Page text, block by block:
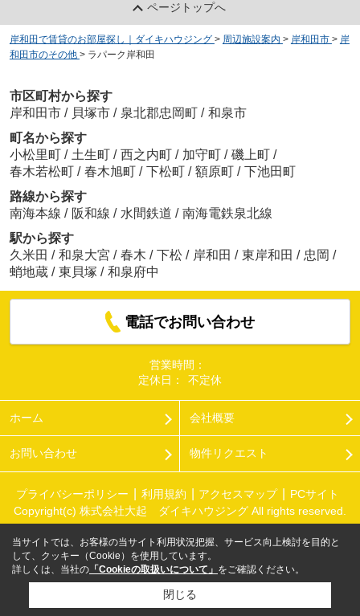
ページトップへ
岸和田で賃貸のお部屋探し｜ダイキハウジング > 周辺施設案内 > 岸和田市 > 岸
和田市のその他 > ラパーク岸和田
市区町村から探す
岸和田市 / 貝塚市 / 泉北郡忠岡町 / 和泉市
町名から探す
小松里町 / 土生町 / 西之内町 / 加守町 / 磯上町 /
春木若松町 / 春木旭町 / 下松町 / 額原町 / 下池田町
路線から探す
南海本線 / 阪和線 / 水間鉄道 / 南海電鉄泉北線
駅から探す
久米田 / 和泉大宮 / 春木 / 下松 / 岸和田 / 東岸和田 / 忠岡 /
蛸地蔵 / 東貝塚 / 和泉府中
電話でお問い合わせ
営業時間：
定休日：
不定休
ホーム 会社概要
お問い合わせ 物件リクエスト
プライバシーポリシー 利用規約 アクセスマップ
PCサイト
Copyright(c) 株式会社大起 ダイキハウジング All rights reserved.
当サイトでは、お客様の当サイト利用状況把握、サービス向上検討を目的と
して、クッキー（Cookie）を使用しています。
詳しくは、当社の 「Cookieの取扱いについて」 をご確認ください。
閉じる